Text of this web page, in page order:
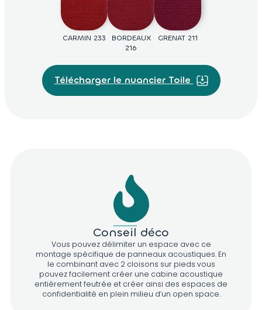
CARMIN 233
BORDEAUX
216
GRENAT 211
Télécharger le nuancier Toile
2029
BLEU CLAIR
232
CIEL 005 COBALT 2031 OUTREMER
011
D418 D417 D951 D407
D967 D966 D965 D962
D656 D961
D614 D610 D607 D969
Conseil déco
Vous pouvez délimiter un espace avec ce
montage spécifique de panneaux acoustiques. En
le combinant avec 2 cloisons sur pieds vous
pouvez facilement créer une cabine acoustique
entièrement feutrée et créer ainsi des espaces de
confidentialité en plein milieu d’un open space.